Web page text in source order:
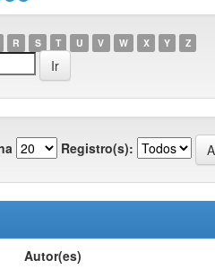
R S T U V W X Y Z
Registro(s):
Autor(es)